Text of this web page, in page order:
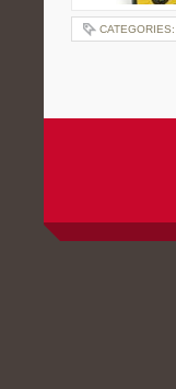
CATEGORIES: